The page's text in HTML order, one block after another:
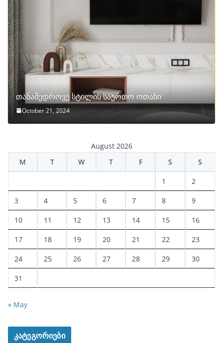
თანამედროვე სტილის საერთო ოთახი
October 21, 2024
August 2026
M
T W T F S S
1 2
3 4 5 6 7 8 9
10 11 12 13 14 15 16
17 18 19 20 21 22 23
24 25 26 27 28 29 30
31
« May
კატეგორიები